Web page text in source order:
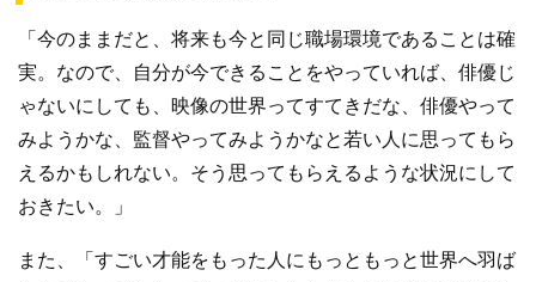
「今のままだと、将来も今と同じ職場環境であることは確
実。なので、自分が今できることをやっていれば、俳優じ
ゃないにしても、映像の世界ってすてきだな、俳優やって
みようかな、監督やってみようかなと若い人に思ってもら
えるかもしれない。そう思ってもらえるような状況にして
おきたい。」
また、「すごい才能をもった人にもっともっと世界へ羽ば